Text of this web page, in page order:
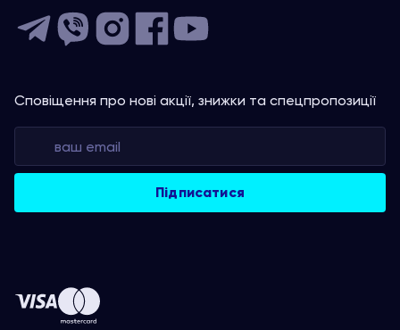
Сповіщення про нові акції, знижки та спецпропозиції